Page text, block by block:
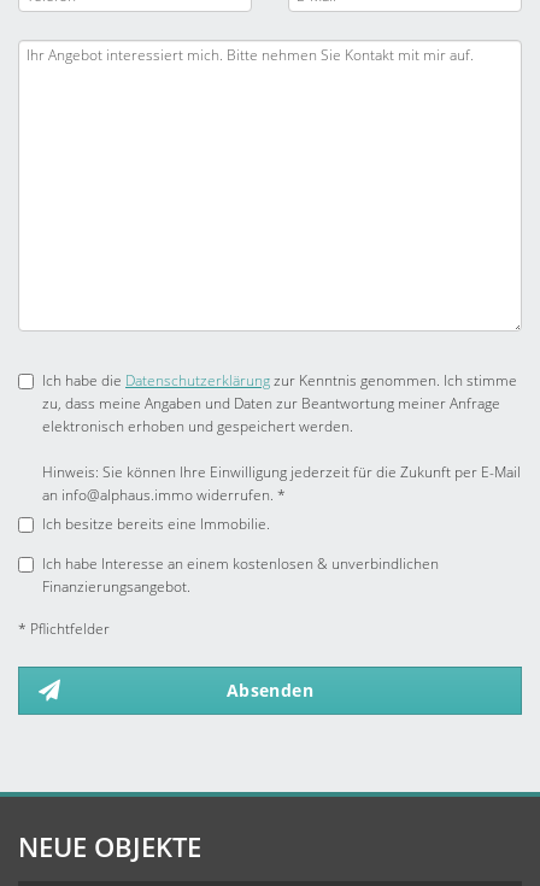
Ich habe die Datenschutzerklärungzur Kenntnis genommen. Ich stimme
zu, dass meine Angaben und Daten zur Beantwortung meiner Anfrage
elektronisch erhoben und gespeichert werden.
Hinweis: Sie können Ihre Einwilligung jederzeit für die Zukunft per E-Mail
an info@alphaus.immo widerrufen. *
Ich besitze bereits eine Immobilie.
Ich habe Interesse an einem kostenlosen & unverbindlichen
Finanzierungsangebot.
* Pflichtfelder
Absenden
NEUE OBJEKTE